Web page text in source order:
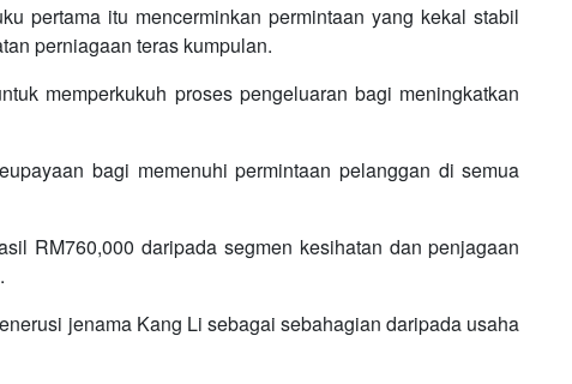
pertama itu mencerminkan permintaan yang kekal stabil
perniagaan teras kumpulan.
memperkukuh proses pengeluaran bagi meningkatkan
bagi memenuhi permintaan pelanggan di semua
RM760,000 daripada segmen kesihatan dan penjagaan
jenama Kang Li sebagai sebahagian daripada usaha